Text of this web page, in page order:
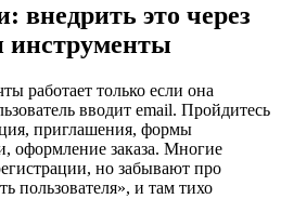
это через
инструменты
работает только если она
вводит email. Пройдитесь
приглашения, формы
оформление заказа. Многие
но забывают про
пользователя», и там тихо